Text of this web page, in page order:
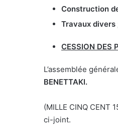
Construction
Travaux divers
CESSION DES
L’assemblée
BENETTAKI.
(MILLE CINQ CENT
ci-joint.